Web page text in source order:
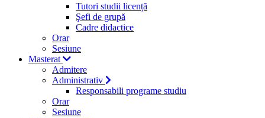
Tutori studii licență
Şefi de grupă
Cadre didactice
Orar
Sesiune
Masterat
Admitere
Administrativ
Responsabili programe studiu
Orar
Sesiune